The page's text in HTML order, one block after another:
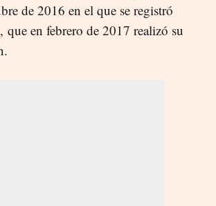
de 2016 en el que se registró
, que en febrero de 2017 realizó su